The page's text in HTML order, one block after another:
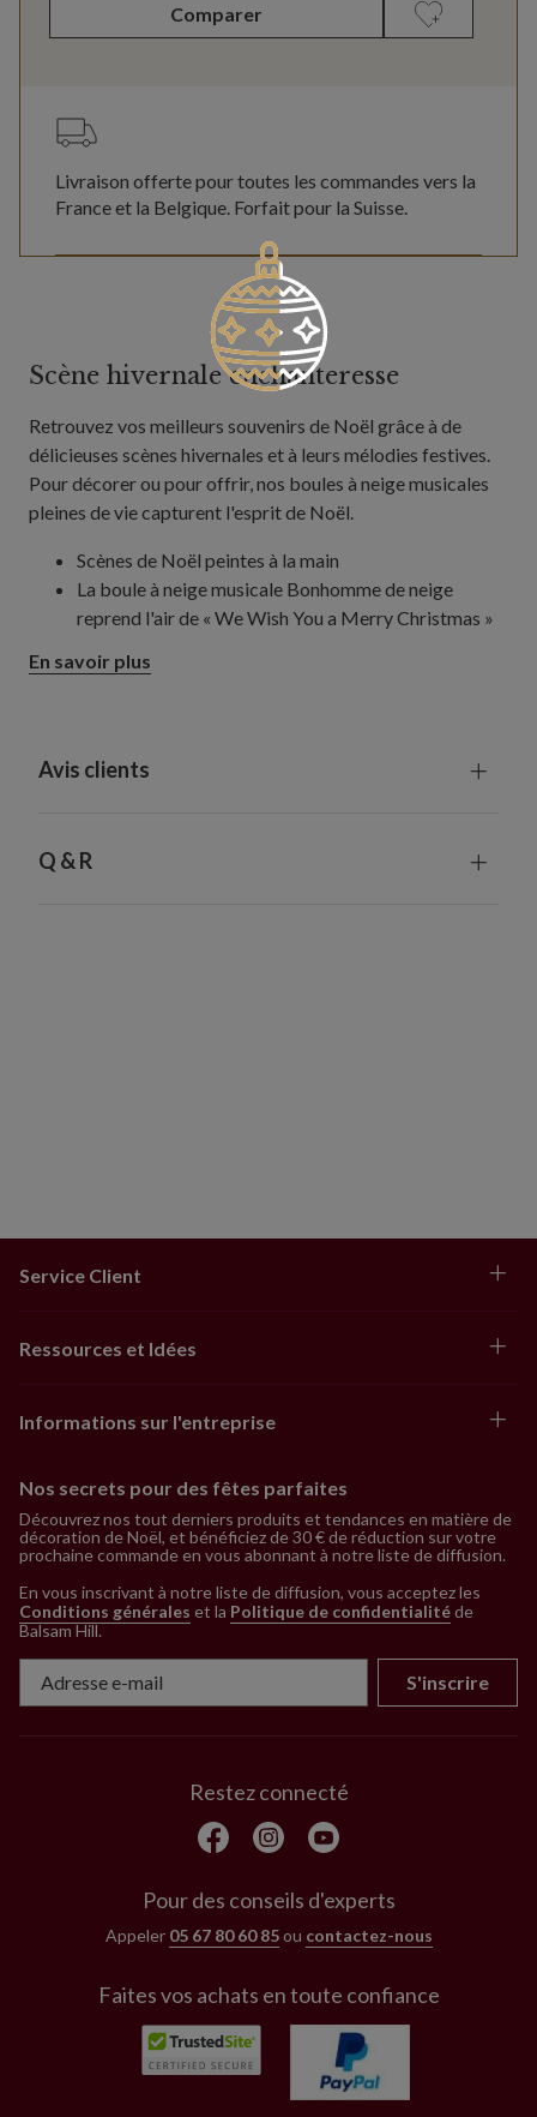
Comparer
Livraison offerte pour toutes les commandes vers la
France et la Belgique. Forfait pour la Suisse.
Scène hivernale enchanteresse
Retrouvez vos meilleurs souvenirs de Noël grâce à de
délicieuses scènes hivernales et à leurs mélodies festives.
Pour décorer ou pour offrir, nos boules à neige musicales
pleines de vie capturent l'esprit de Noël.
Scènes de Noël peintes à la main
La boule à neige musicale Bonhomme de neige
reprend l'air de « We Wish You a Merry Christmas »
En savoir plus
Avis clients
Q & R
Service Client
Ressources et Idées
Informations sur l'entreprise
Nos secrets pour des fêtes parfaites
Découvrez nos tout derniers produits et tendances en matière de
décoration de Noël, et bénéficiez de 30 € de réduction sur votre
prochaine commande en vous abonnant à notre liste de diffusion.
En vous inscrivant à notre liste de diffusion, vous acceptez les
Conditions générales et la Politique de confidentialitéde
Balsam Hill.
S'inscrire
Restez connecté
Pour des conseils d'experts
Appeler 05 67 80 60 85ou contactez-nous
Faites vos achats en toute confiance